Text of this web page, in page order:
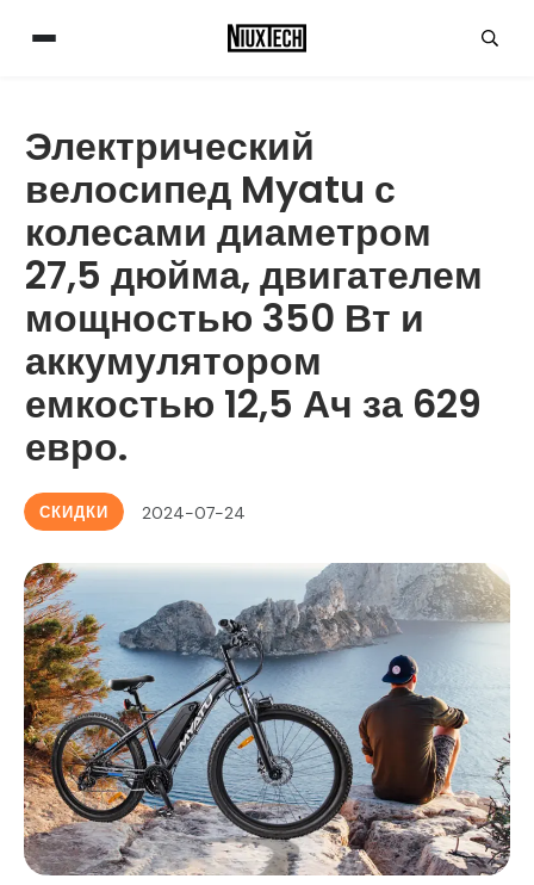
Электрический
велосипед Myatu с
колесами диаметром
27,5 дюйма, двигателем
мощностью 350 Вт и
аккумулятором
емкостью 12,5 Ач за 629
евро.
СКИДКИ 2024-07-24